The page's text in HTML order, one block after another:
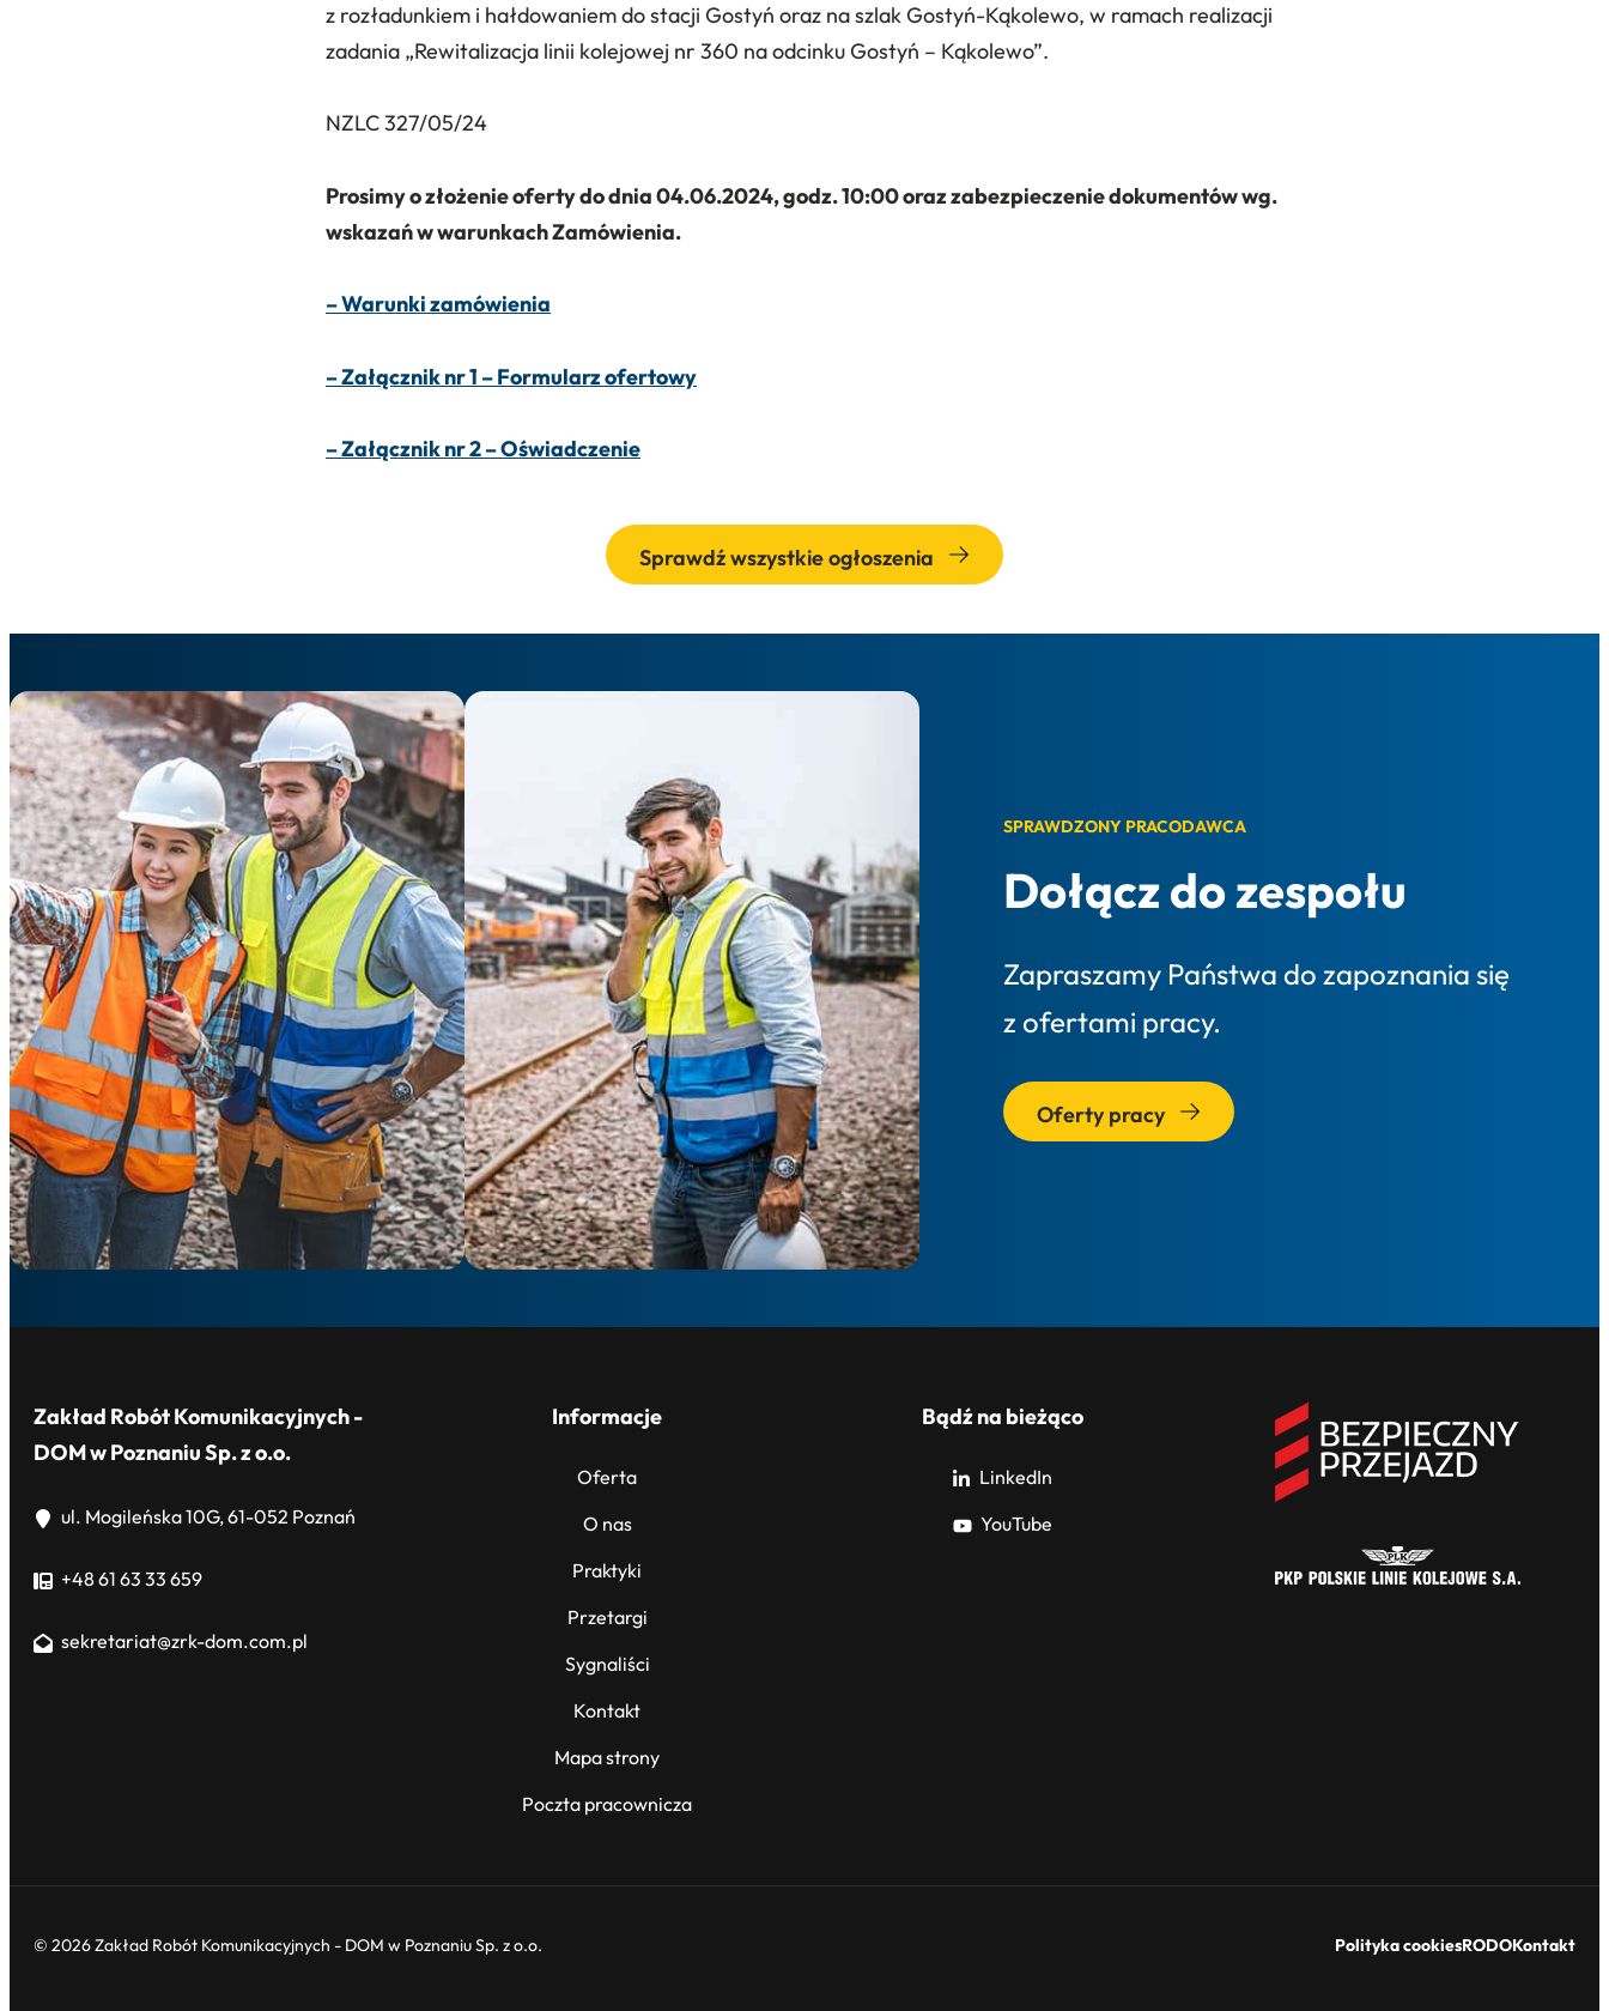
z rozładunkiem i hałdowaniem do stacji Gostyń oraz na szlak Gostyń-Kąkolewo, w ramach realizacji
zadania „Rewitalizacja linii kolejowej nr 360 na odcinku Gostyń – Kąkolewo”.
NZLC 327/05/24
Prosimy o złożenie oferty do dnia 04.06.2024, godz. 10:00 oraz zabezpieczenie dokumentów wg.
wskazań w warunkach Zamówienia.
– Warunki zamówienia
– Załącznik nr 1 – Formularz ofertowy
– Załącznik nr 2 – Oświadczenie
Sprawdź wszystkie ogłoszenia
SPRAWDZONY PRACODAWCA
Dołącz do zespołu
Zapraszamy Państwa do zapoznania się
z ofertami pracy.
Oferty pracy
Zakład Robót Komunikacyjnych -
DOM w Poznaniu Sp. z o.o.
ul. Mogileńska 10G, 61-052 Poznań
+48 61 63 33 659
sekretariat@zrk-dom.com.pl
Informacje
Oferta
O nas
Praktyki
Przetargi
Sygnaliści
Kontakt
Mapa strony
Poczta pracownicza
Bądź na bieżąco
LinkedIn
YouTube
© 2026 Zakład Robót Komunikacyjnych - DOM w Poznaniu Sp. z o.o. Polityka cookiesRODOKontakt